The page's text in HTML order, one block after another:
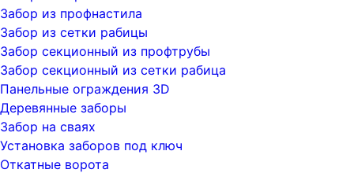
Забор из профнастила
Забор из сетки рабицы
Забор секционный из профтрубы
Забор секционный из сетки рабица
Панельные ограждения 3D
Деревянные заборы
Забор на сваях
Установка заборов под ключ
Откатные ворота